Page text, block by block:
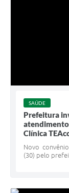
SAÚDE
Prefeitura
Clínica
Novo
(30) pelo